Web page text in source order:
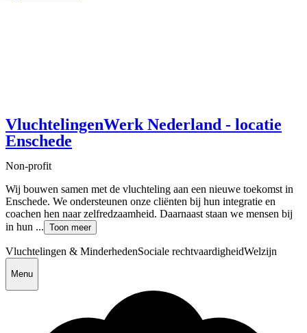
VluchtelingenWerk Nederland - locatie
Enschede
Non-profit
Wij bouwen samen met de vluchteling aan een nieuwe toekomst in
Enschede. We ondersteunen onze cliënten bij hun integratie en
coachen hen naar zelfredzaamheid. Daarnaast staan we mensen bij
in hun ... Toon meer
Vluchtelingen & MinderhedenSociale rechtvaardigheidWelzijn
Menu